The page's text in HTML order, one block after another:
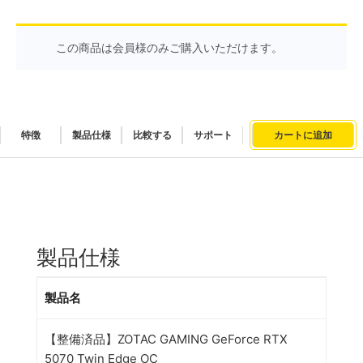
この商品は会員様のみご購入いただけます。
特徴 製品仕様 比較する サポート カートに追加
製品仕様
製品名
【整備済品】 ZOTAC GAMING GeForce RTX
5070 Twin Edge OC